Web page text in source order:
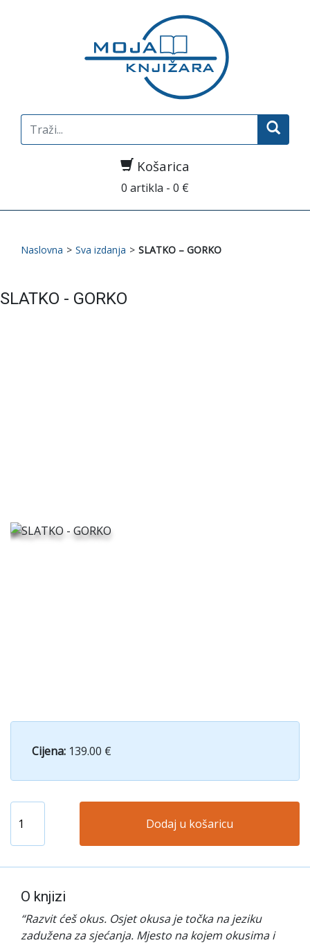
Search
for:
Košarica
0 artikla - 0 €
Naslovna > Sva izdanja > SLATKO – GORKO
SLATKO - GORKO
Cijena: 139.00 €
Dodaj u košaricu
O knjizi
“Razvit ćeš okus. Osjet okusa je točka na jeziku
zadužena za sjećanja. Mjesto na kojem okusima i